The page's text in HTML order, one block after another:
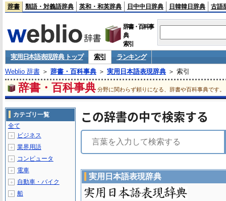
辞書 類語・対義語辞典 英和・和英辞典 日中中日辞典 日韓韓日辞典 古語
辞書・百科事
典
索引
実用日本語表現辞典 トップ 索引
ランキング
Weblio 辞書＞ 辞書・百科事典＞ 実用日本語表現辞典＞ 索引
辞書・百科事典 分野に関わらず頼りになる、辞書や百科事典です。
この辞書の中で検索する
実用日本語表現辞典
カテゴリ一覧
全て
＋ ビジネス
＋ 業界用語
＋ コンピュータ
＋ 電車
＋ 自動車・バイク
＋ 船